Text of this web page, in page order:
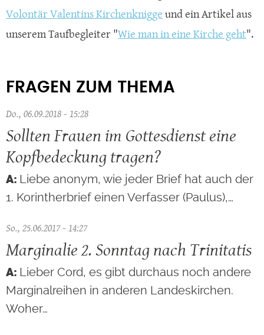
Volontär Valentins Kirchenkniggeund ein Artikel aus
unserem Taufbegleiter "Wie man in eine Kirche geht".
FRAGEN ZUM THEMA
Do., 06.09.2018 - 15:28
Sollten Frauen im Gottesdienst eine
Kopfbedeckung tragen?
Liebe anonym, wie jeder Brief hat auch der
1. Korintherbrief einen Verfasser (Paulus),…
So., 25.06.2017 - 14:27
Marginalie 2. Sonntag nach Trinitatis
Lieber Cord, es gibt durchaus noch andere
Marginalreihen in anderen Landeskirchen.
Woher…